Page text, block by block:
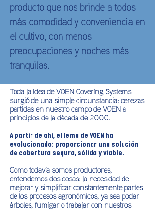
producto que nos brinde a todos
más comodidad y conveniencia en
el cultivo, con menos
preocupaciones y noches más
tranquilas.
Toda la idea de VOEN Covering Systems
surgió de una simple circunstancia: cerezas
partidas en nuestro campo de VOEN a
principios de la década de 2000.
A partir de ahí, el lema de VOEN ha
evolucionado: proporcionar una solución
de cobertura segura, sólida y viable.
Como todavía somos productores,
entendemos dos cosas: la necesidad de
mejorar y simplificar constantemente partes
de los procesos agronómicos, ya sea podar
árboles, fumigar o trabajar con nuestros